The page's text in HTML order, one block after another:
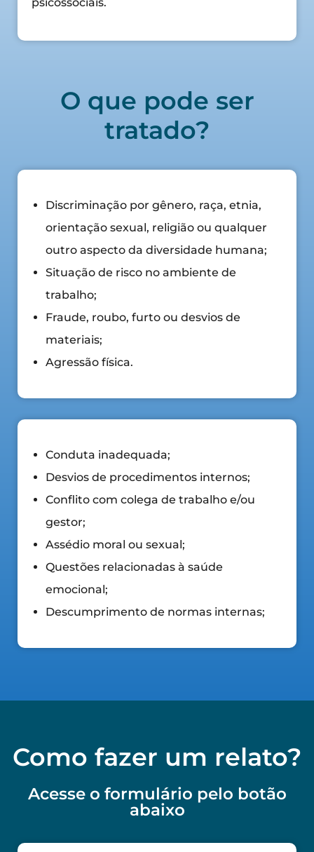
O que pode ser
tratado?
Conduta inadequada;
Desvios de procedimentos internos;
Conflito com colega de trabalho e/ou
gestor;
Assédio moral ou sexual;
Questões relacionadas à saúde
emocional;
Descumprimento de normas internas;
Discriminação por gênero, raça, etnia,
orientação sexual, religião ou qualquer
outro aspecto da diversidade humana;
Situação de risco no ambiente de
trabalho;
Fraude, roubo, furto ou desvios de
materiais;
Agressão física.
Como fazer um relato?
Acesse o formulário pelo botão
abaixo